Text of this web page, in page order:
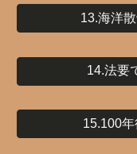
13.海洋
14.法要
15.100